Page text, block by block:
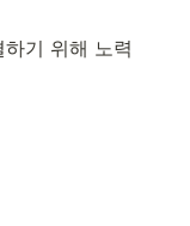
기 위해 노력